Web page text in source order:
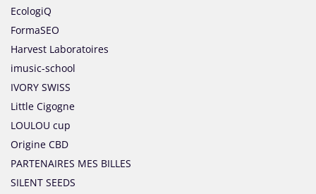
EcologiQ
FormaSEO
Harvest Laboratoires
imusic-school
IVORY SWISS
Little Cigogne
LOULOU cup
Origine CBD
PARTENAIRES MES BILLES
SILENT SEEDS